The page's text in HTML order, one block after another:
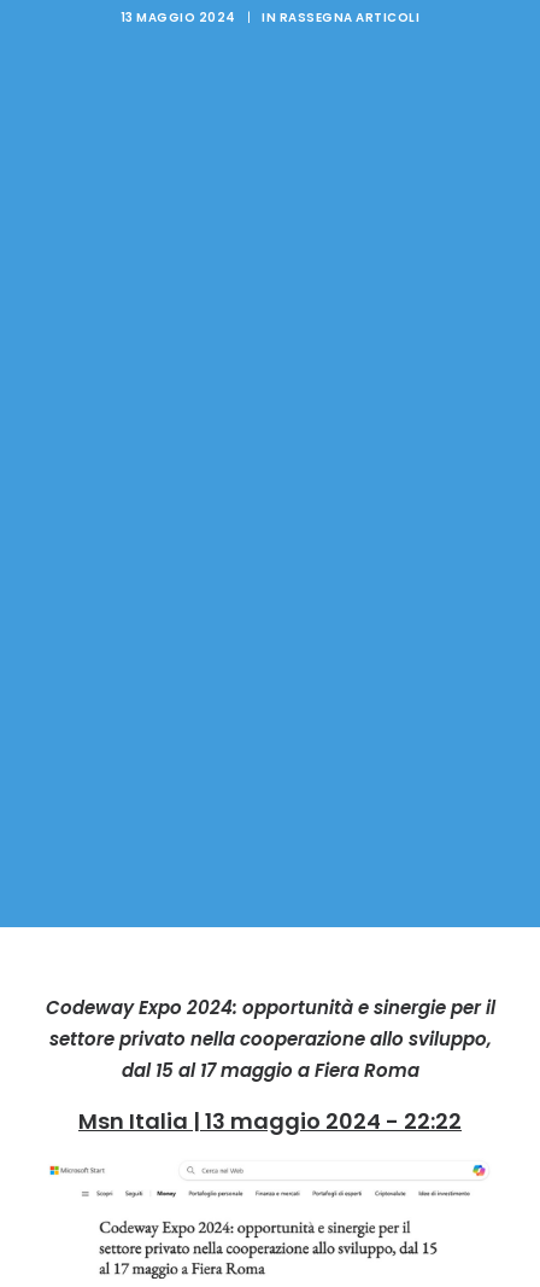
13 MAGGIO 2024 | IN RASSEGNA ARTICOLI
Codeway Expo 2024: opportunità e sinergie per il
settore privato nella cooperazione allo sviluppo,
dal 15 al 17 maggio a Fiera Roma
Msn Italia | 13 maggio 2024 - 22:22